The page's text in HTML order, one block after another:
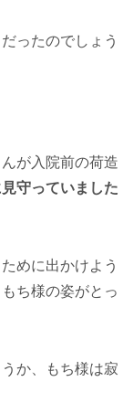
ったのでしょう
が入院前の荷造
守っていました
めに出かけよう
ち様の姿がとっ
か、もち様は寂